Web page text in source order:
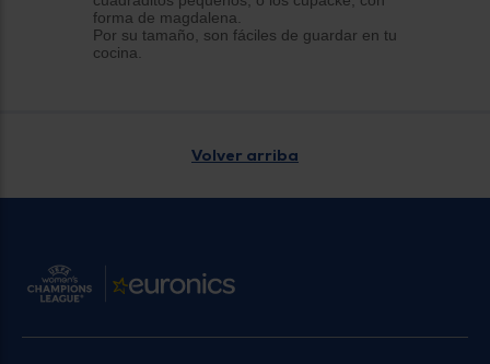
forma de magdalena.
Por su tamaño, son fáciles de guardar en tu
cocina.
Volver arriba